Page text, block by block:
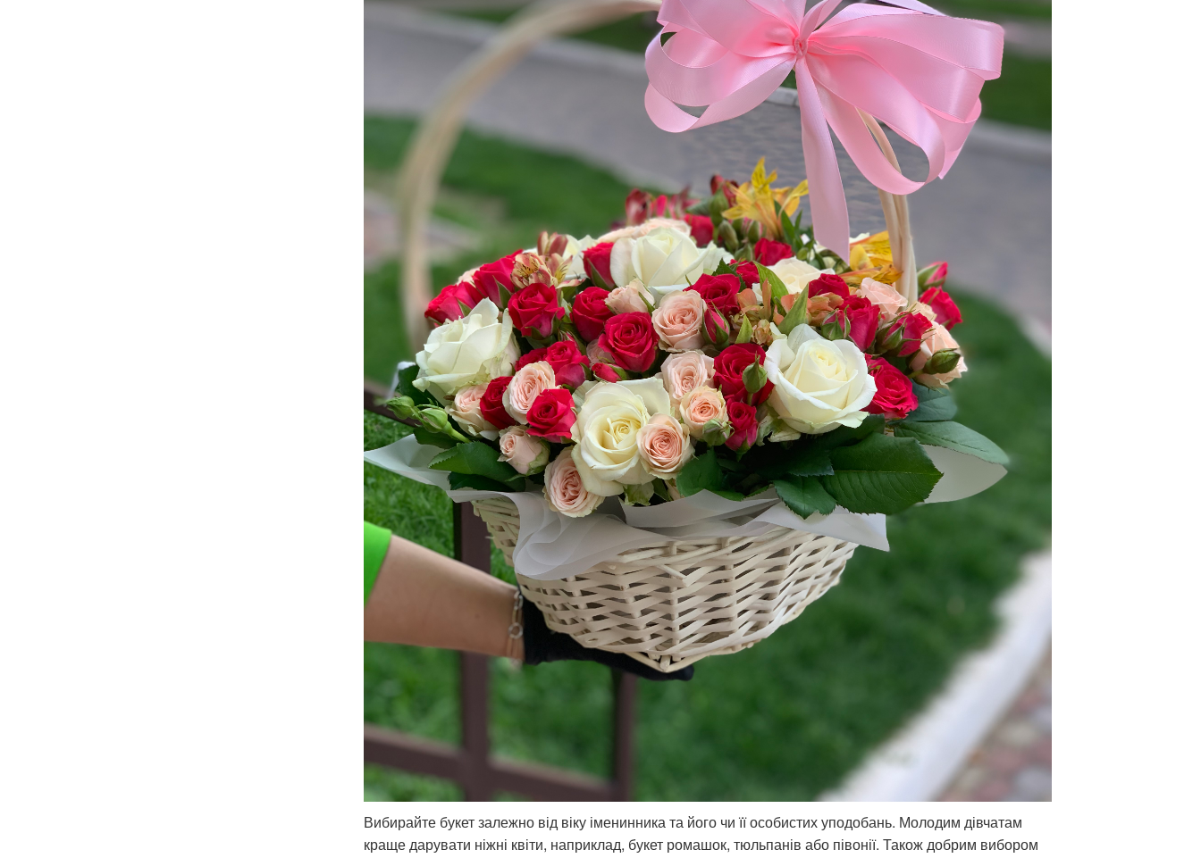
Вибирайте букет залежно від віку іменинника та його чи її особистих уподобань. Молодим дівчатам
краще дарувати ніжні квіти, наприклад, букет ромашок, тюльпанів або півонії. Також добрим вибором